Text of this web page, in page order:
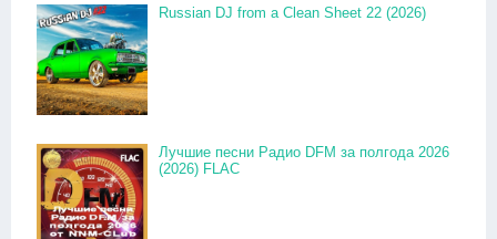
Russian DJ from a Clean Sheet 22 (2026)
Лучшие песни Радио DFM за полгода 2026
(2026) FLAC